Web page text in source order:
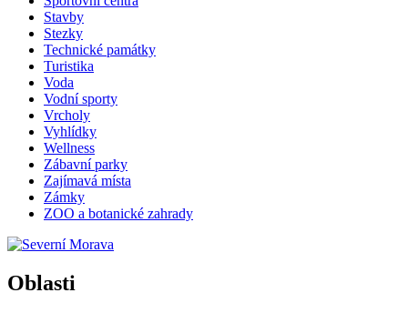
Stavby
Stezky
Technické památky
Turistika
Voda
Vodní sporty
Vrcholy
Vyhlídky
Wellness
Zábavní parky
Zajímavá místa
Zámky
ZOO a botanické zahrady
Oblasti